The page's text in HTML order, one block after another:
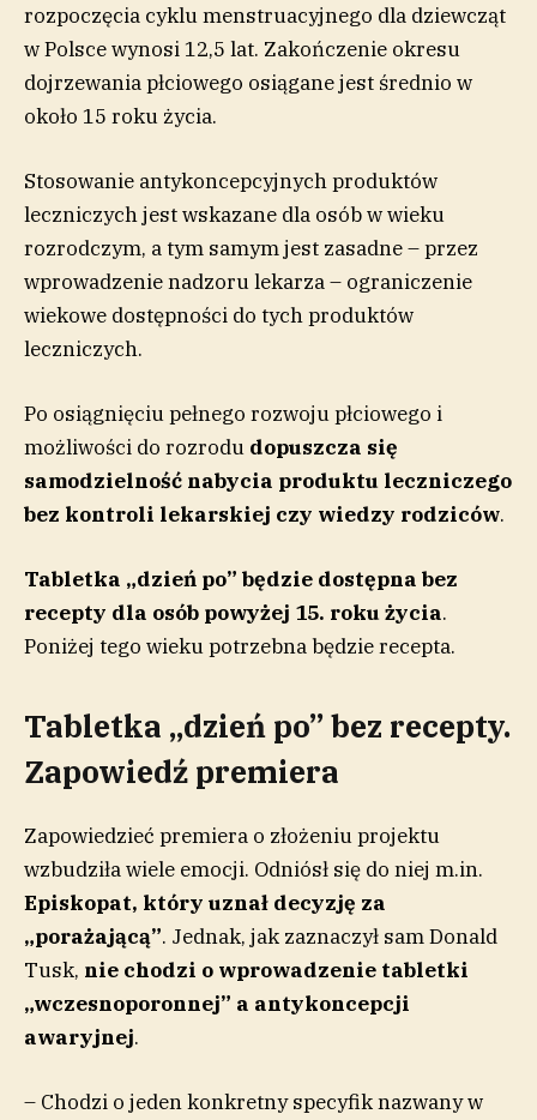
rozpoczęcia cyklu menstruacyjnego dla dziewcząt
w Polsce wynosi 12,5 lat. Zakończenie okresu
dojrzewania płciowego osiągane jest średnio w
około 15 roku życia.
Stosowanie antykoncepcyjnych produktów
leczniczych jest wskazane dla osób w wieku
rozrodczym, a tym samym jest zasadne – przez
wprowadzenie nadzoru lekarza – ograniczenie
wiekowe dostępności do tych produktów
leczniczych.
Po osiągnięciu pełnego rozwoju płciowego i
możliwości do rozrodu dopuszcza się
samodzielność nabycia produktu leczniczego
bez kontroli lekarskiej czy wiedzy rodziców.
Tabletka „dzień po” będzie dostępna bez
recepty dla osób powyżej 15. roku życia.
Poniżej tego wieku potrzebna będzie recepta.
Tabletka „dzień po” bez recepty.
Zapowiedź premiera
Zapowiedzieć premiera o złożeniu projektu
wzbudziła wiele emocji. Odniósł się do niej m.in.
Episkopat, który uznał decyzję za
„porażającą”. Jednak, jak zaznaczył sam Donald
Tusk, nie chodzi o wprowadzenie tabletki
„wczesnoporonnej” a antykoncepcji
awaryjnej.
– Chodzi o jeden konkretny specyfik nazwany w